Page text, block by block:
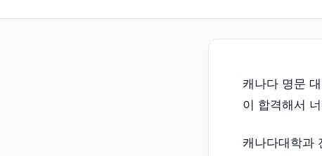
캐나다 명문
이 합격해서
캐나다대학과